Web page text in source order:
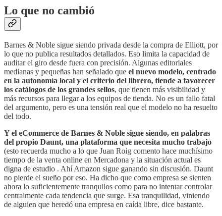
Lo que no cambió
Barnes & Noble sigue siendo privada desde la compra de Elliott, por
lo que no publica resultados detallados. Eso limita la capacidad de
auditar el giro desde fuera con precisión. Algunas editoriales
medianas y pequeñas han señalado que el nuevo modelo, centrado
en la autonomía local y el criterio del librero, tiende a favorecer
los catálogos de los grandes sellos, que tienen más visibilidad y
más recursos para llegar a los equipos de tienda. No es un fallo fatal
del argumento, pero es una tensión real que el modelo no ha resuelto
del todo.
Y el eCommerce de Barnes & Noble sigue siendo, en palabras
del propio Daunt, una plataforma que necesita mucho trabajo
(esto recuerda mucho a lo que Juan Roig comento hace muchísimo
tiempo de la venta online en Mercadona y la situación actual es
digna de estudio . Ahí Amazon sigue ganando sin discusión. Daunt
no pierde el sueño por eso. Ha dicho que como empresa se sienten
ahora lo suficientemente tranquilos como para no intentar controlar
centralmente cada tendencia que surge. Esa tranquilidad, viniendo
de alguien que heredó una empresa en caída libre, dice bastante.